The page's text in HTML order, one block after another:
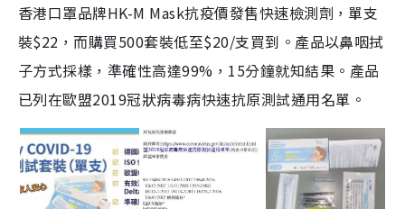
香港口罩品牌HK-M Mask抗疫價發售快速檢測劑，單支
裝$22，而購買500套裝低至$20/支買到。產品以鼻咽拭
子方式採樣，準確性高達99%，15分鐘就知結果。產品
已列在歐盟2019冠狀病毒病快速抗原測試通用名單。